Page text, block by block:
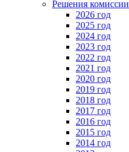
Решения комиссии
2026 год
2025 год
2024 год
2023 год
2022 год
2021 год
2020 год
2019 год
2018 год
2017 год
2016 год
2015 год
2014 год